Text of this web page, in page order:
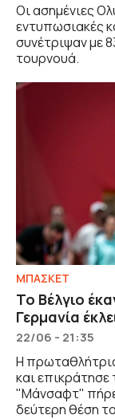
Οι ασημένιες
εντυπωσιακές
συνέτριψαν με
τουρνουά.
ΜΠΑΣΚΕΤ
Το Βέλγιο
Γερμανία
22/06 - 21:35
Η
και επικράτησε
"Μάνσαφτ" πήρε
δεύτερη θέση